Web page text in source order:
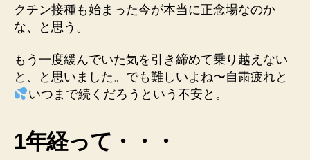
クチン接種も始まった今が本当に正念場なのか
な、と思う。
もう一度緩んでいた気を引き締めて乗り越えない
と、と思いました。でも難しいよね〜自粛疲れと
いつまで続くだろうという不安と。
1年経って・・・